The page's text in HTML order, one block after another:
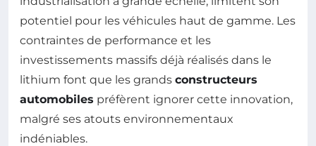
potentiel pour les véhicules haut de gamme. Les
contraintes de performance et les
investissements massifs déjà réalisés dans le
lithium font que les grands constructeurs
automobiles préfèrent ignorer cette innovation,
malgré ses atouts environnementaux
indéniables.